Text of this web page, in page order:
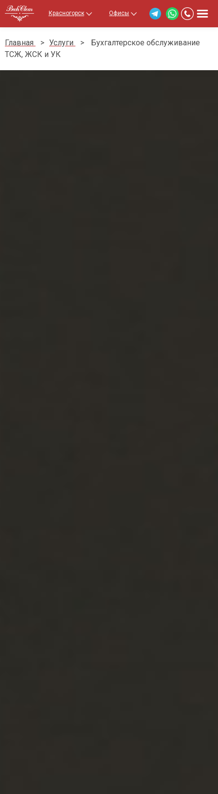
Красногорск Офисы
Главная > Услуги >
Бухгалтерское обслуживание
ТСЖ, ЖСК и УК